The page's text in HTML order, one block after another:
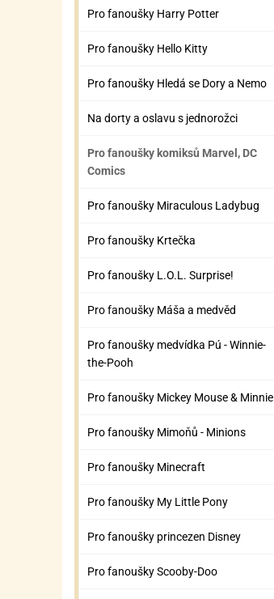
Pro fanoušky Harry Potter
Pro fanoušky Hello Kitty
Pro fanoušky Hledá se Dory a Nemo
Na dorty a oslavu s jednorožci
Pro fanoušky komiksů Marvel, DC
Comics
Pro fanoušky Miraculous Ladybug
Pro fanoušky Krtečka
Pro fanoušky L.O.L. Surprise!
Pro fanoušky Máša a medvěd
Pro fanoušky medvídka Pú - Winnie-
the-Pooh
Pro fanoušky Mickey Mouse & Minnie
Pro fanoušky Mimoňů - Minions
Pro fanoušky Minecraft
Pro fanoušky My Little Pony
Pro fanoušky princezen Disney
Pro fanoušky Scooby-Doo